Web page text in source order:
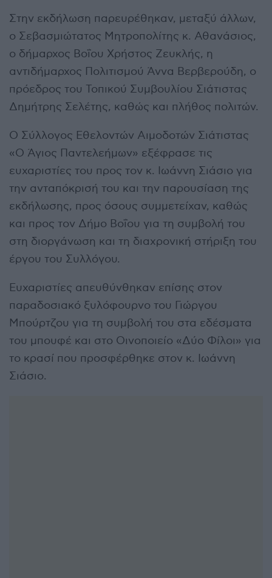
Στην εκδήλωση παρευρέθηκαν, μεταξύ άλλων,
ο Σεβασμιώτατος Μητροπολίτης κ. Αθανάσιος,
ο δήμαρχος Βοΐου Χρήστος Ζευκλής, η
αντιδήμαρχος Πολιτισμού Άννα Βερβερούδη, ο
πρόεδρος του Τοπικού Συμβουλίου Σιάτιστας
Δημήτρης Σελέτης, καθώς και πλήθος πολιτών.
Ο Σύλλογος Εθελοντών Αιμοδοτών Σιάτιστας
«Ο Άγιος Παντελεήμων» εξέφρασε τις
ευχαριστίες του προς τον κ. Ιωάννη Σιάσιο για
την ανταπόκρισή του και την παρουσίαση της
εκδήλωσης, προς όσους συμμετείχαν, καθώς
και προς τον Δήμο Βοΐου για τη συμβολή του
στη διοργάνωση και τη διαχρονική στήριξη του
έργου του Συλλόγου.
Ευχαριστίες απευθύνθηκαν επίσης στον
παραδοσιακό ξυλόφουρνο του Γιώργου
Μπούρτζου για τη συμβολή του στα εδέσματα
του μπουφέ και στο Οινοποιείο «Δύο Φίλοι» για
το κρασί που προσφέρθηκε στον κ. Ιωάννη
Σιάσιο.